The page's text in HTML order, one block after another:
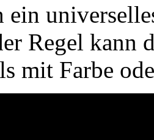
ein
Regel kann
mit Farbe